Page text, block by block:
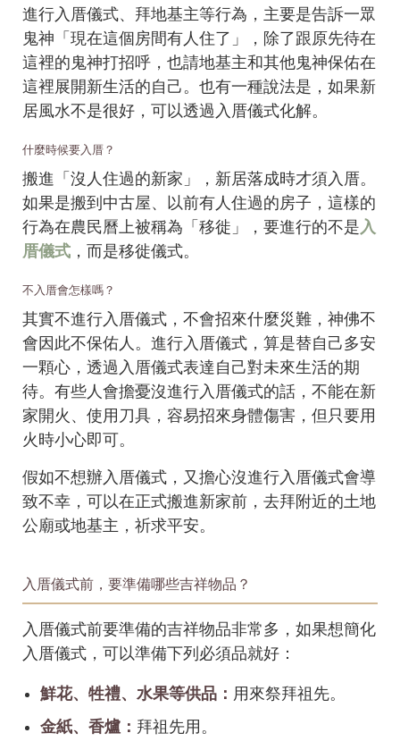
進行入厝儀式、拜地基主等行為，主要是告訴一眾
鬼神「現在這個房間有人住了」，除了跟原先待在
這裡的鬼神打招呼，也請地基主和其他鬼神保佑在
這裡展開新生活的自己。也有一種說法是，如果新
居風水不是很好，可以透過入厝儀式化解。
什麼時候要入厝？
搬進「沒人住過的新家」，新居落成時才須入厝。
如果是搬到中古屋、以前有人住過的房子，這樣的
行為在農民曆上被稱為「移徙」，要進行的不是入
厝儀式 ，而是移徙儀式。
不入厝會怎樣嗎？
其實不進行入厝儀式，不會招來什麼災難，神佛不
會因此不保佑人。進行入厝儀式，算是替自己多安
一顆心，透過入厝儀式表達自己對未來生活的期
待。有些人會擔憂沒進行入厝儀式的話，不能在新
家開火、使用刀具，容易招來身體傷害，但只要用
火時小心即可。
假如不想辦入厝儀式，又擔心沒進行入厝儀式會導
致不幸，可以在正式搬進新家前，去拜附近的土地
公廟或地基主，祈求平安。
入厝儀式前，要準備哪些吉祥物品？
入厝儀式前要準備的吉祥物品非常多，如果想簡化
入厝儀式，可以準備下列必須品就好：
鮮花、牲禮、水果等供品： 用來祭拜祖先。
金紙、香爐： 拜祖先用。